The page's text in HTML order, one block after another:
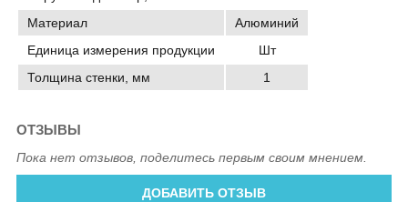
Материал
Алюминий
Единица измерения продукции
Шт
Толщина стенки, мм
1
ОТЗЫВЫ
Пока нет отзывов, поделитесь первым своим мнением.
ДОБАВИТЬ ОТЗЫВ